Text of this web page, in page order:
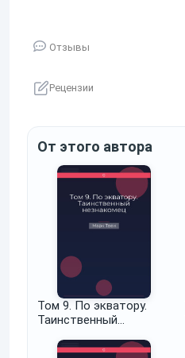
Отзывы
Рецензии
От этого автора
Том 9. По экватору.
Таинственный